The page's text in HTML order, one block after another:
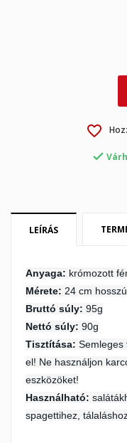
favorite_border

LEÍRÁS
Anyaga: krómozott
Mérete: 24 cm
Bruttó súly: 95g
Nettó súly: 90g
Tisztítása: Semleges
el! Ne használjon
eszközöket!
Használható:
spagettihez,
add_circle_outline Create new list